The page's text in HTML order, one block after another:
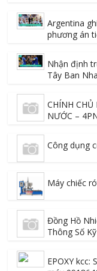
Argentina
phương án
Nhận định
Tây Ban Nha
CHÍNH
NƯỚC –
Công dụng
Máy chiếc
Đồng Hồ
Thông Số
EPOXY kcc: